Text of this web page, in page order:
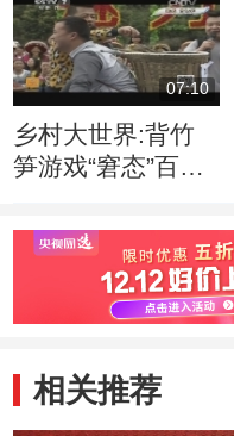
07:10
乡村大世界:背竹
笋游戏“窘态”百出
川 20150411)
相关推荐